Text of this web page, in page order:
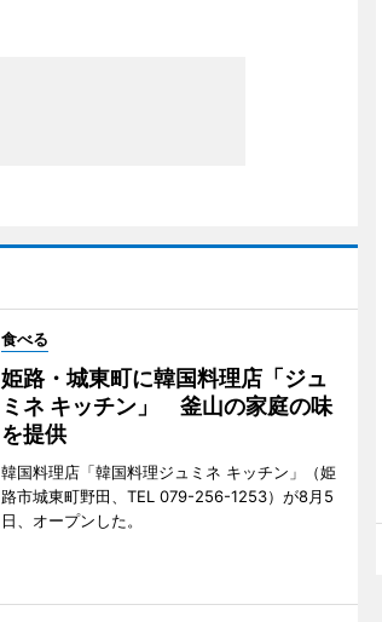
食べる
姫路・城東町に韓国料理店「ジュ
ミネ キッチン」 釜山の家庭の味
を提供
韓国料理店「韓国料理ジュミネ キッチン」（姫
路市城東町野田、TEL 079-256-1253）が8月5
日、オープンした。